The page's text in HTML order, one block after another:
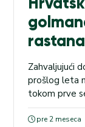
Zahvaljujući
prošlog leta
tokom prve
prvi izbor
uglavnom je
pre 2 meseca